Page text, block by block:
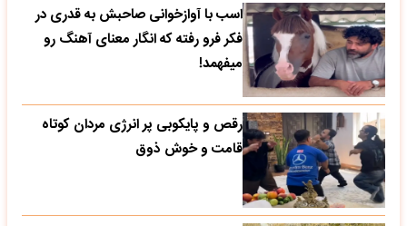
اسب با آوازخوانی صاحبش به قدری در
فکر فرو رفته که انگار معنای آهنگ رو
میفهمد!
رقص و پایکوبی پر انرژی مردان کوتاه
قامت و خوش ذوق